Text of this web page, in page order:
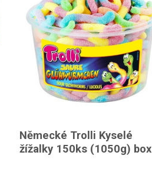
Německé Trolli Kyselé
žížalky 150ks (1050g) box